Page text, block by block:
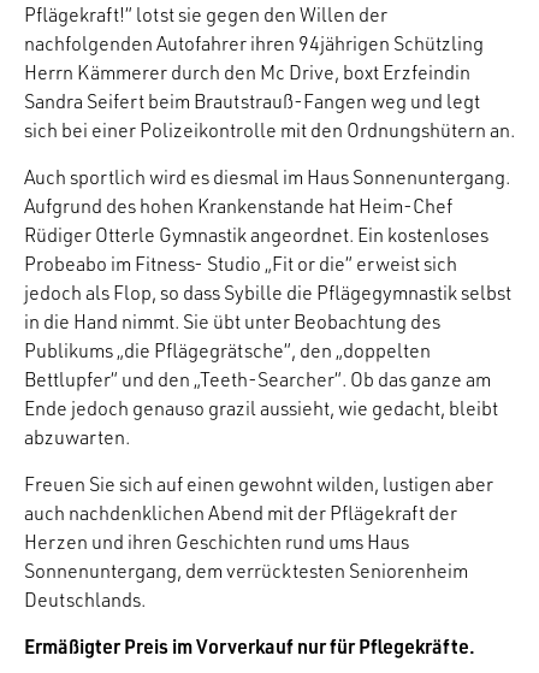
Pflägekraft!“ lotst sie gegen den Willen der
nachfolgenden Autofahrer ihren 94jährigen Schützling
Herrn Kämmerer durch den Mc Drive, boxt Erzfeindin
Sandra Seifert beim Brautstrauß-Fangen weg und legt
sich bei einer Polizeikontrolle mit den Ordnungshütern an.
Auch sportlich wird es diesmal im Haus Sonnenuntergang.
Aufgrund des hohen Krankenstande hat Heim-Chef
Rüdiger Otterle Gymnastik angeordnet. Ein kostenloses
Probeabo im Fitness- Studio „Fit or die“ erweist sich
jedoch als Flop, so dass Sybille die Pflägegymnastik selbst
in die Hand nimmt. Sie übt unter Beobachtung des
Publikums „die Pflägegrätsche“, den „doppelten
Bettlupfer“ und den „Teeth-Searcher“. Ob das ganze am
Ende jedoch genauso grazil aussieht, wie gedacht, bleibt
abzuwarten.
Freuen Sie sich auf einen gewohnt wilden, lustigen aber
auch nachdenklichen Abend mit der Pflägekraft der
Herzen und ihren Geschichten rund ums Haus
Sonnenuntergang, dem verrücktesten Seniorenheim
Deutschlands.
Ermäßigter Preis im Vorverkauf nur für Pflegekräfte.